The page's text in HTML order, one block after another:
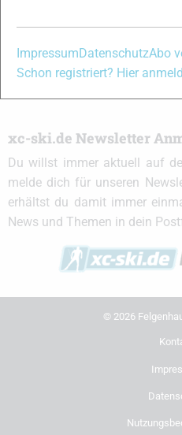
instagramfacebook
xc-ski.de Newsletter
Du willst immer aktuell auf
melde dich für unseren
erhältst du damit immer
News und Themen in dein
© 2026
Impressum DatenschutzAbo
Schon registriert? Hier